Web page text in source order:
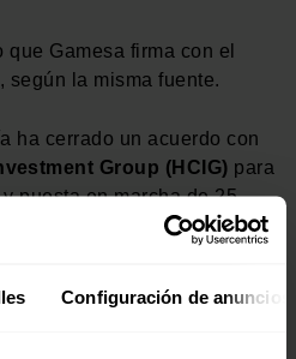
Configuración de anuncios
que Gamesa firma con el
según la misma fuente.
ha cerrado un acuerdo con
Group (HCIG) para
puesta en marcha de 25
MW (50 MW) en la
del proyecto.